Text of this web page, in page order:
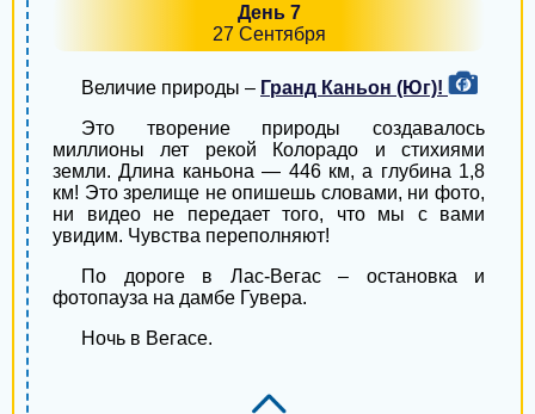
День 7
27 Сентября
Величие природы – Гранд Каньон (Юг)!
Это творение природы создавалось
миллионы лет рекой Колорадо и стихиями
земли. Длина каньона — 446 км, а глубина 1,8
км! Это зрелище не опишешь словами, ни фото,
ни видео не передает того, что мы с вами
увидим. Чувства переполняют!
По дороге в Лас-Вегас – остановка и
фотопауза на дамбе Гувера.
Ночь в Вегасе.